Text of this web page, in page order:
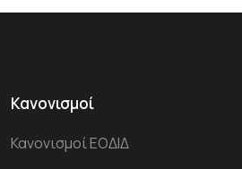
Κανονισμοί
Κανονισμοί ΕΟΔΙΔ